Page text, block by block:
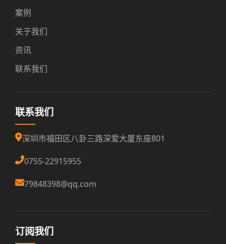
案例
关于我们
资讯
联系我们
联系我们
深圳市福田区八卦三路深爱大厦东座801
0755-22915955
79848398@qq.com
订阅我们